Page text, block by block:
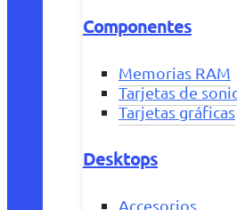
Componentes
Memorias RAM
Tarjetas de
Tarjetas gráficas
Desktops
Accesorios